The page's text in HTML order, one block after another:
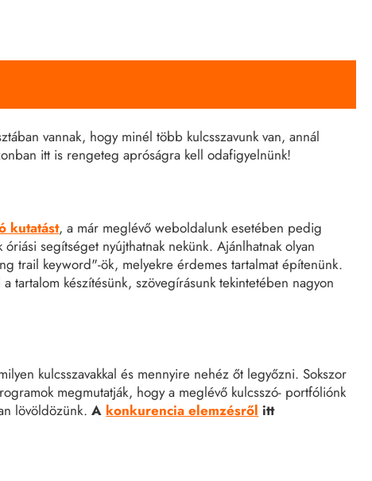
vannak, hogy minél több kulcsszavunk van, annál
itt is rengeteg apróságra kell odafigyelnünk!
kutatást, a már meglévő weboldalunk esetében pedig
segítséget nyújthatnak nekünk. Ajánlhatnak olyan
trail keyword"-ök, melyekre érdemes tartalmat építenünk.
tartalom készítésünk, szövegírásunk tekintetében nagyon
kulcsszavakkal és mennyire nehéz őt legyőzni. Sokszor
megmutatják, hogy a meglévő kulcsszó- portfóliónk
lövöldözünk.A konkurencia elemzésről itt